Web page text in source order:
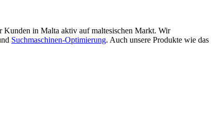
Kunden in Malta aktiv auf maltesischen Markt. Wir
Suchmaschinen-Optimierung. Auch unsere Produkte wie das